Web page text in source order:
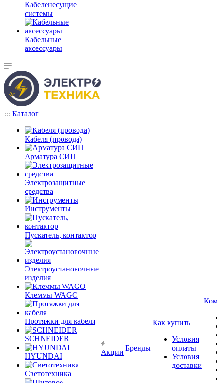
Кабеленесущие
системы
Кабельные
аксессуары
Каталог
Кабеля (провода)
Арматура СИП
Электрозащитные
средства
Инструменты
Пускатель, контактор
Электроустановочные
изделия
Клеммы WAGO
Протяжки для кабеля
SCHNEIDER
HYUNDAI
Светотехника
Акции
Бренды
Как купить
Условия
оплаты
Условия
доставки